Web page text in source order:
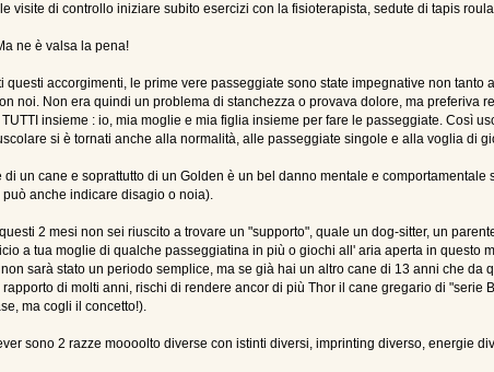
visite di controllo iniziare subito esercizi con la fisioterapista, sedute di tapis
ne è valsa la pena!
questi accorgimenti, le prime vere passeggiate sono state impegnative non
noi. Non era quindi un problema di stanchezza o provava dolore, ma preferiva
insieme : io, mia moglie e mia figlia insieme per fare le passeggiate. Così
si è tornati anche alla normalità, alle passeggiate singole e alla voglia di
di un cane e soprattutto di un Golden è un bel danno mentale e
anche indicare disagio o noia).
2 mesi non sei riuscito a trovare un "supporto", quale un dog-sitter, un
a tua moglie di qualche passeggiatina in più o giochi all' aria aperta in questo
sarà stato un periodo semplice, ma se già hai un altro cane di 13 anni che
di molti anni, rischi di rendere ancor di più Thor il cane gregario di
ma cogli il concetto!).
sono 2 razze moooolto diverse con istinti diversi, imprinting diverso, energie